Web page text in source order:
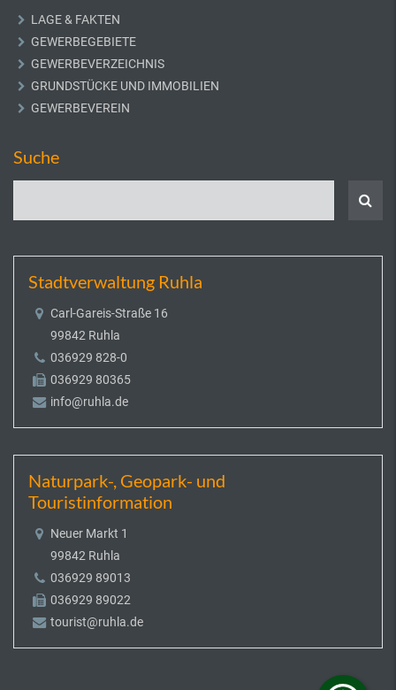
LAGE & FAKTEN
GEWERBEGEBIETE
GEWERBEVERZEICHNIS
GRUNDSTÜCKE UND IMMOBILIEN
GEWERBEVEREIN
Suche
Stadtverwaltung Ruhla
Carl-Gareis-Straße 16
99842 Ruhla
036929 828-0
036929 80365
info@ruhla.de
Naturpark-, Geopark- und
Touristinformation
Neuer Markt 1
99842 Ruhla
036929 89013
036929 89022
tourist@ruhla.de